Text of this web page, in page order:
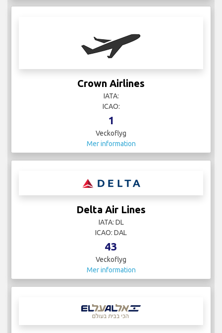
Crown Airlines
IATA:
ICAO:
1
Veckoflyg
Mer information
Delta Air Lines
IATA: DL
ICAO: DAL
43
Veckoflyg
Mer information